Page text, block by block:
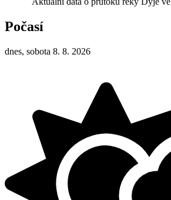
Počasí
dnes, sobota 8. 8. 2026